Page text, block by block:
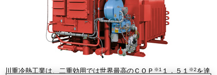
川重冷熱工業は、二重効用では世界最高のＣＯＰ ※1 １．５１ ※2を達